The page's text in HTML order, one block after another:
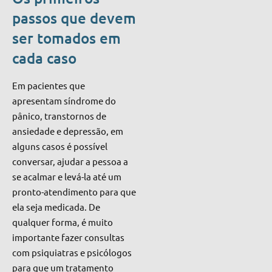
passos que devem
ser tomados em
cada caso
Em pacientes que
apresentam síndrome do
pânico, transtornos de
ansiedade e depressão, em
alguns casos é possível
conversar, ajudar a pessoa a
se acalmar e levá-la até um
pronto-atendimento para que
ela seja medicada. De
qualquer forma, é muito
importante fazer consultas
com psiquiatras e psicólogos
para que um tratamento